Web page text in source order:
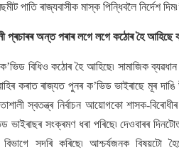
পাতি ৰাজ্যবাসীক মাস্ক পিন্ধিবলৈ নিৰ্দেশ
প্ৰচাৰৰ অন্ত পৰাৰ লগে লগে কঠোৰ হৈ আহিছে
বিধিও কঠোৰ হৈ আহিছে৷ সামাজিক
কৰাত ৰাজ্যত পুনৰ ক’ভিড ভাইৰাছে মূৰ
স্বতন্ত্ৰ নিৰ্বাচন আয়োগকো শাসক-
সংক্ৰমণ ধৰা পৰিছে৷ দেওবাৰৰ
সদৰি কৰিছে৷ আশ্চৰ্যজনক বিষয়টো